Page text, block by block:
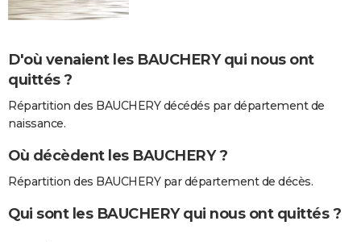
D'où venaient les BAUCHERY qui nous ont
quittés ?
Répartition des BAUCHERY décédés par département de
naissance.
Où décèdent les BAUCHERY ?
Répartition des BAUCHERY par département de décès.
Qui sont les BAUCHERY qui nous ont quittés ?